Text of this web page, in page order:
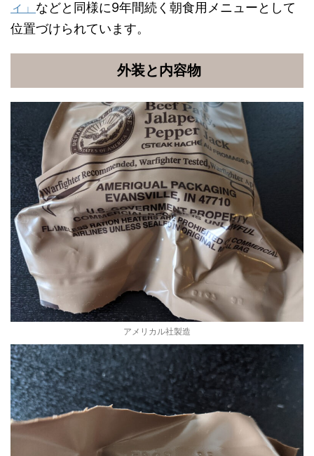
ィ」 などと同様に9年間続く朝食用メニューとして
位置づけられています。
外装と内容物
アメリカル社製造